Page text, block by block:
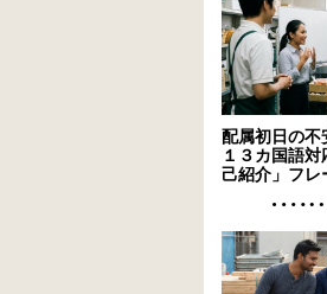
配属初日の不
１３カ国語
己紹介」フレ